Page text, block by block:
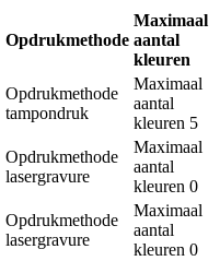
Opdrukmethode
Maximaal
aantal
kleuren
Opdrukmethode
tampondruk
Maximaal
aantal
kleuren 5
Opdrukmethode
lasergravure
Maximaal
aantal
kleuren 0
Opdrukmethode
lasergravure
Maximaal
aantal
kleuren 0